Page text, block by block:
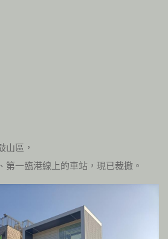
山區，
第一臨港線上的車站，現已裁撤。